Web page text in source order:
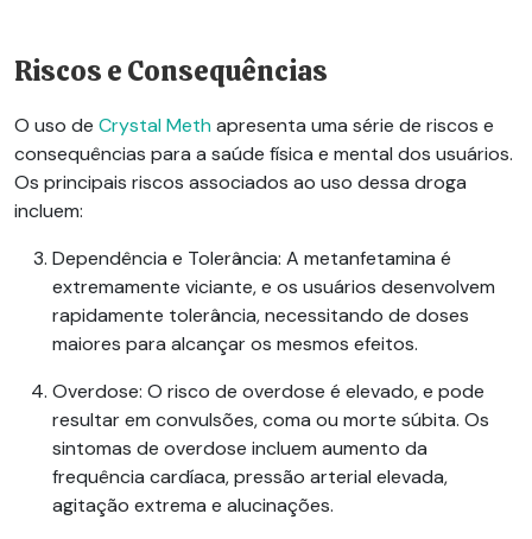
Riscos e Consequências
O uso de Crystal Methapresenta uma série de riscos e
consequências para a saúde física e mental dos usuários.
Os principais riscos associados ao uso dessa droga
incluem:
Dependência e Tolerância: A metanfetamina é
extremamente viciante, e os usuários desenvolvem
rapidamente tolerância, necessitando de doses
maiores para alcançar os mesmos efeitos.
Overdose: O risco de overdose é elevado, e pode
resultar em convulsões, coma ou morte súbita. Os
sintomas de overdose incluem aumento da
frequência cardíaca, pressão arterial elevada,
agitação extrema e alucinações.